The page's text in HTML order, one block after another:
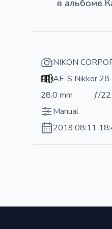
в альбоме
NIKON
AF-S Nikkor
28.0 mm
ƒ/22
Manual
2019:08:11